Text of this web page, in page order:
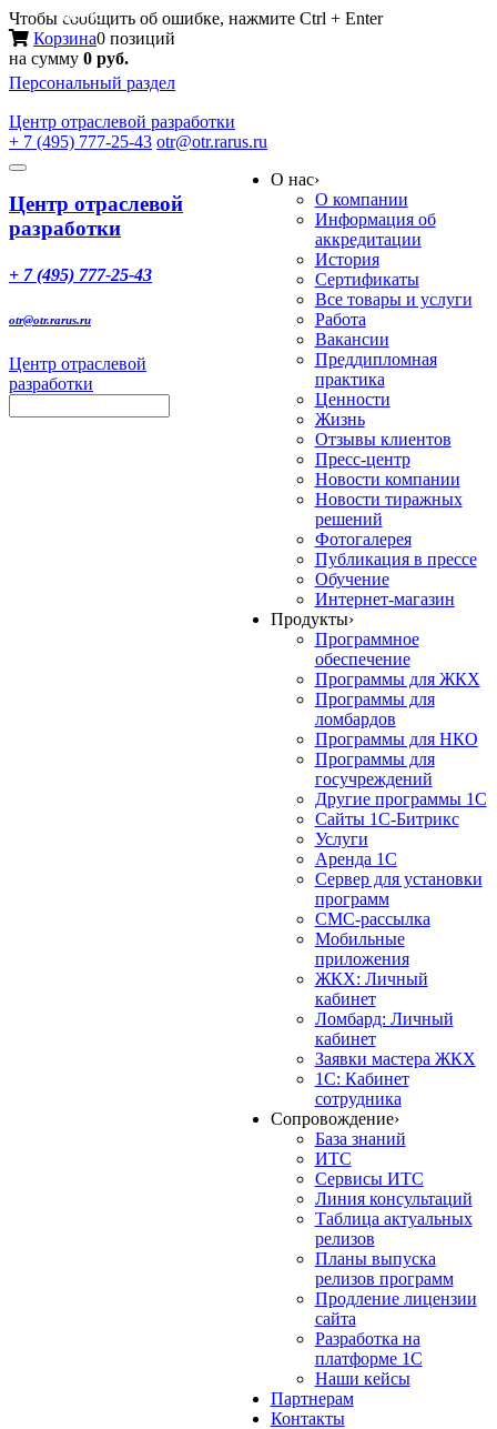
Чтобы сообщить об ошибке, нажмите Ctrl + Enter
Корзина0 позиций
на сумму 0 руб.
Персональный раздел
Центр отраслевой разработки
+ 7 (495) 777-25-43 otr@otr.rarus.ru
Toggle
Меню
Центр отраслевой
разработки
+ 7 (495) 777-25-43
otr@otr.rarus.ru
Центр отраслевой
разработки
О нас›
О компании
Информация об
аккредитации
История
Сертификаты
Все товары и услуги
Работа
Вакансии
Преддипломная
практика
Ценности
Жизнь
Отзывы клиентов
Пресс-центр
Новости компании
Новости тиражных
решений
Фотогалерея
Публикация в прессе
Обучение
Интернет-магазин
Продукты›
Программное
обеспечение
Программы для ЖКХ
Программы для
ломбардов
Программы для НКО
Программы для
госучреждений
Другие программы 1С
Сайты 1С-Битрикс
Услуги
Аренда 1С
Сервер для установки
программ
СМС-рассылка
Мобильные
приложения
ЖКХ: Личный
кабинет
Ломбард: Личный
кабинет
Заявки мастера ЖКХ
1С: Кабинет
сотрудника
Сопровождение›
База знаний
ИТС
Сервисы ИТС
Линия консультаций
Таблица актуальных
релизов
Планы выпуска
релизов программ
Продление лицензии
сайта
Разработка на
платформе 1С
Наши кейсы
Партнерам
Контакты